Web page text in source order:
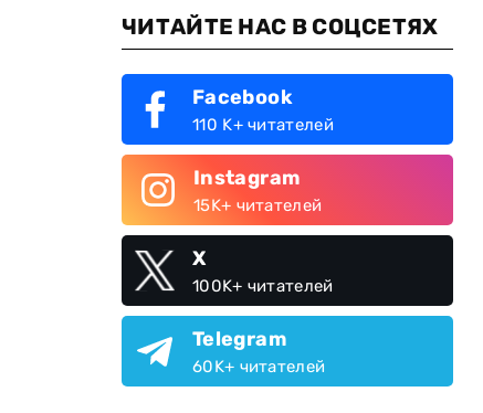
ЧИТАЙТЕ НАС В СОЦСЕТЯХ
Facebook
110 K+ читателей
Instagram
15K+ читателей
X
100K+ читателей
Telegram
60K+ читателей